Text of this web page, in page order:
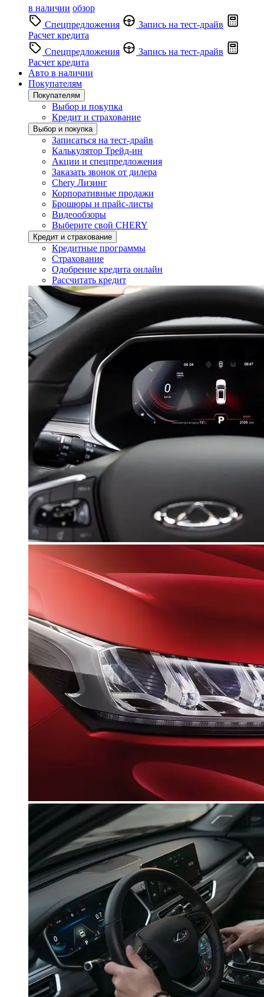
в наличии обзор
Спецпредложения
Запись на тест-драйв
Расчет кредита
Спецпредложения
Запись на тест-драйв
Расчет кредита
Авто в наличии
Покупателям
Покупателям
Выбор и покупка
Кредит и страхование
Выбор и покупка
Записаться на тест-драйв
Калькулятор Трейд-ин
Акции и спецпредложения
Заказать звонок от дилера
Chery Лизинг
Корпоративные продажи
Брошюры и прайс-листы
Видеообзоры
Выберите свой CHERY
Кредит и страхование
Кредитные программы
Страхование
Одобрение кредита онлайн
Рассчитать кредит